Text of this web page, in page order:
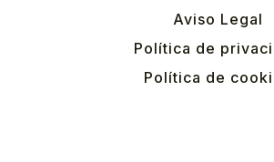
Aviso Legal
Política de
Política de